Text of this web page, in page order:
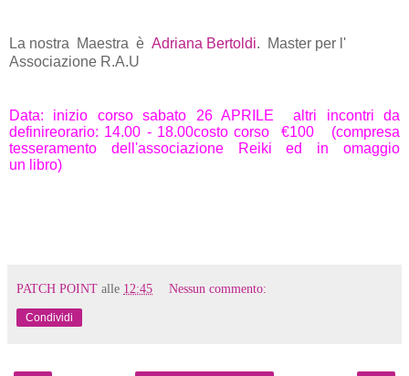
La nostra Maestra è Adriana Bertoldi.
Master per l'
Associazione R.A.U
Data: inizio corso sabato 26 APRILE altri incontri da
definireorario: 14.00 - 18.00costo corso €100 (compresa
tesseramento dell'associazione Reiki ed in omaggio
un libro)
PATCH POINT alle 12:45 Nessun commento:
Condividi